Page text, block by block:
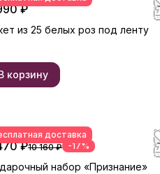
₽
из 25 белых роз под ленту
корзину
доставка
₽10 160 ₽ -17%
набор «Признание»